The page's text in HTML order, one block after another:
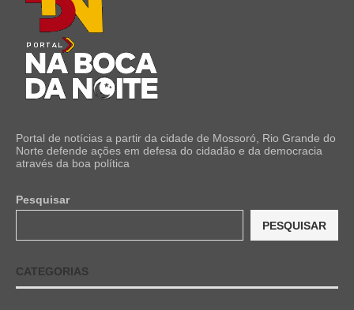
Portal de notícias a partir da cidade de Mossoró, Rio Grande do
Norte defende ações em defesa do cidadão e da democracia
através da boa política
Pesquisar
PESQUISAR
CATEGORIAS